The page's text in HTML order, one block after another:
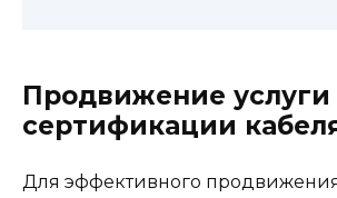
Продвижение услуги
сертификации
Для эффективного